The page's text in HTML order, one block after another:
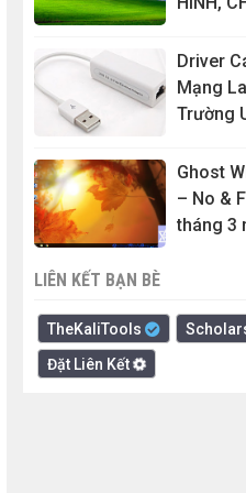
Driver
Mạng
Trường
Ghost
– No &
tháng 3
LIÊN KẾT BẠN BÈ
TheKaliTools
Đặt Liên Kết